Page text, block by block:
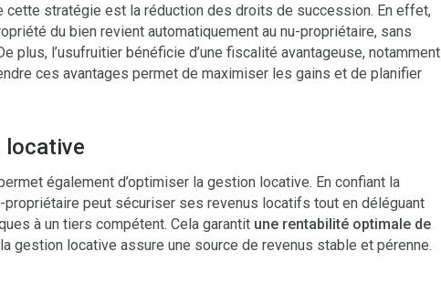
cette stratégie est la réduction des droits de succession. En effet,
du bien revient automatiquement au nu-propriétaire, sans
plus, l’usufruitier bénéficie d’une fiscalité avantageuse, notamment
ces avantages permet de maximiser les gains et de planifier
locative
également d’optimiser la gestion locative. En confiant la
peut sécuriser ses revenus locatifs tout en déléguant
à un tiers compétent. Cela garantit une rentabilité optimale de
gestion locative assure une source de revenus stable et pérenne.